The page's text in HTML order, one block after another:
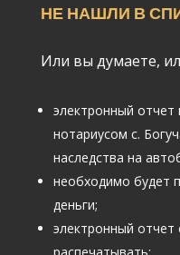
НЕ НАШЛИ В
Или вы думаете,
электронный отчет
нотариусом с.
наследства на
необходимо будет
деньги;
электронный
распечатывать;